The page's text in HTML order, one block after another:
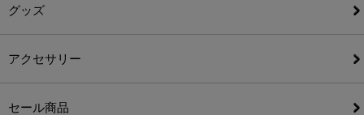
グッズ
アクセサリー
セール商品